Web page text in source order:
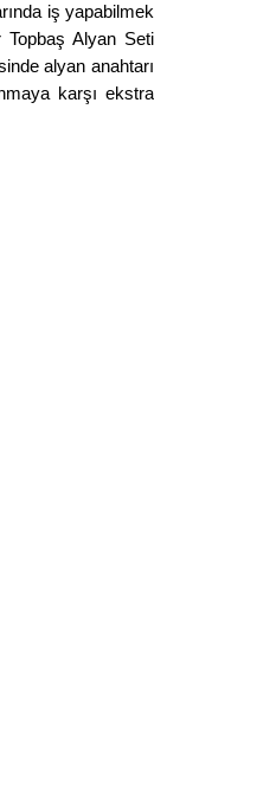
iş yapabilmek
Alyan Seti
alyan anahtarı
karşı ekstra